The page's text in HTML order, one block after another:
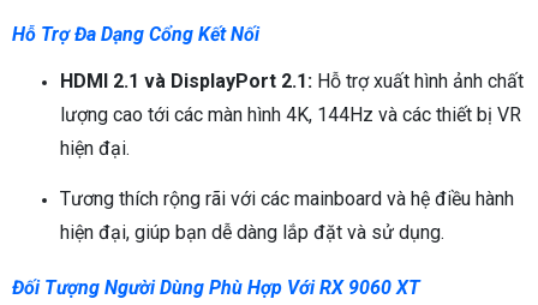
Hỗ Trợ Đa Dạng Cổng Kết Nối
HDMI 2.1 và DisplayPort 2.1: Hỗ trợ xuất hình ảnh chất
lượng cao tới các màn hình 4K, 144Hz và các thiết bị VR
hiện đại.
Tương thích rộng rãi với các mainboard và hệ điều hành
hiện đại, giúp bạn dễ dàng lắp đặt và sử dụng.
Đối Tượng Người Dùng Phù Hợp Với RX 9060 XT